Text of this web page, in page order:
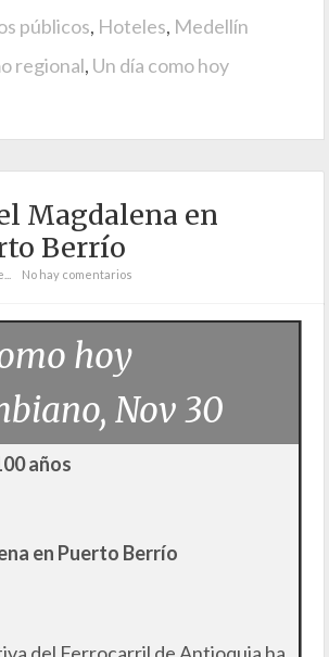
públicos, Hoteles, Medellín
regional, Un día como hoy
Magdalena en
Berrío
No hay comentarios
hoy
Nov 30
años
en Puerto Berrío